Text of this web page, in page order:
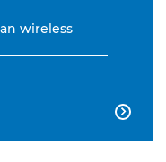
wireless
